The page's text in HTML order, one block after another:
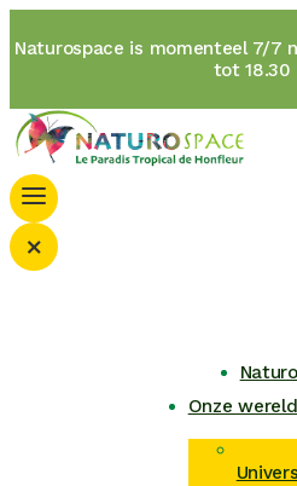
Naturospace is momenteel 7/7
tot 18.30
×
Onze